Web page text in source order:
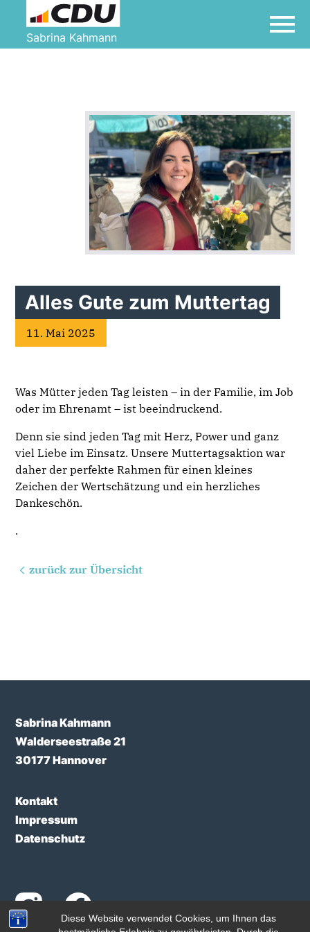
Diese Website verwendet Cookies, um Ihnen das
Sabrina Kahmann
Alles Gute zum Muttertag
11. Mai 2025
Was Mütter jeden Tag leisten – in der Familie, im Job
oder im Ehrenamt – ist beeindruckend.
Denn sie sind jeden Tag mit Herz, Power und ganz
viel Liebe im Einsatz. Unsere Muttertagsaktion war
daher der perfekte Rahmen für einen kleines
Zeichen der Wertschätzung und ein herzliches
Dankeschön.
.
zurück zur Übersicht
Sabrina Kahmann
Walderseestraße 21
30177 Hannover
Kontakt
Impressum
Datenschutz